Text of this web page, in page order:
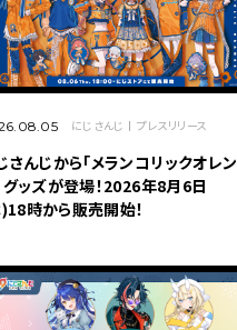
にじさんじ プレスリリース
さんじから「メランコリックオレン
グッズが登場！2026年8月6日
時から販売開始！